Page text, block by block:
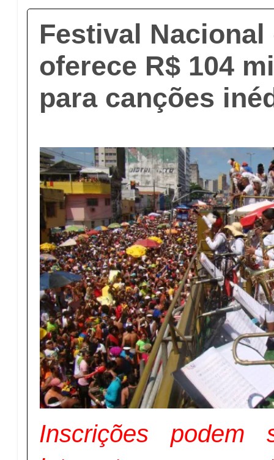
Festival Nacional
oferece R$ 104
para canções
Inscrições podem